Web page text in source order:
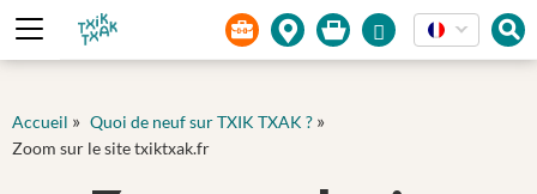
Panneau de gestion des cookies
Accueil » Quoi de neuf sur TXIK TXAK ? »
Zoom sur le site txiktxak.fr